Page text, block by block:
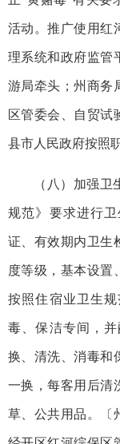
活动。推广使用红
理系统和政府监管
游局牵头；州商务
区管委会、自贸试
县市人民政府按照
（八）加强
规范》要求进行
证、有效期内卫生
度等级，基本设置
按照住宿业卫生
毒、保洁专间，
换、清洗、消毒和
一换，每客用后清
草、公共用品。〔